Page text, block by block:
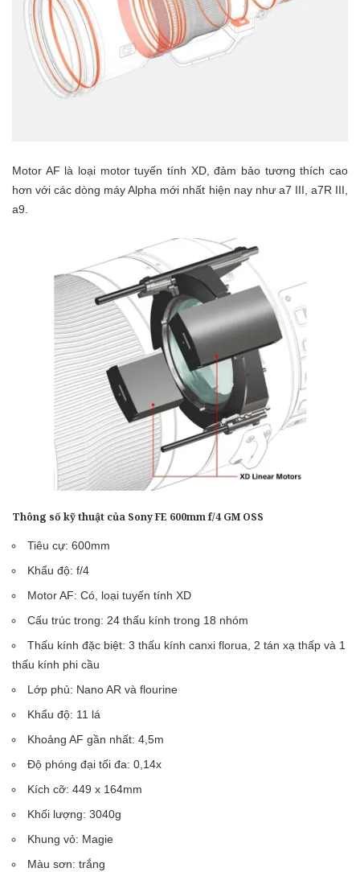
Motor AF là loại motor tuyến tính XD, đảm bảo tương thích cao
hơn với các dòng máy Alpha mới nhất hiện nay như a7 III, a7R III,
a9.
Thông số kỹ thuật của Sony FE 600mm f/4 GM OSS
Tiêu cự: 600mm
Khẩu độ: f/4
Motor AF: Có, loại tuyến tính XD
Cấu trúc trong: 24 thấu kính trong 18 nhóm
Thấu kính đặc biệt: 3 thấu kính canxi florua, 2 tán xạ thấp và 1
thấu kính phi cầu
Lớp phủ: Nano AR và flourine
Khẩu độ: 11 lá
Khoảng AF gần nhất: 4,5m
Độ phóng đại tối đa: 0,14x
Kích cỡ: 449 x 164mm
Khối lượng: 3040g
Khung vỏ: Magie
Màu sơn: trắng